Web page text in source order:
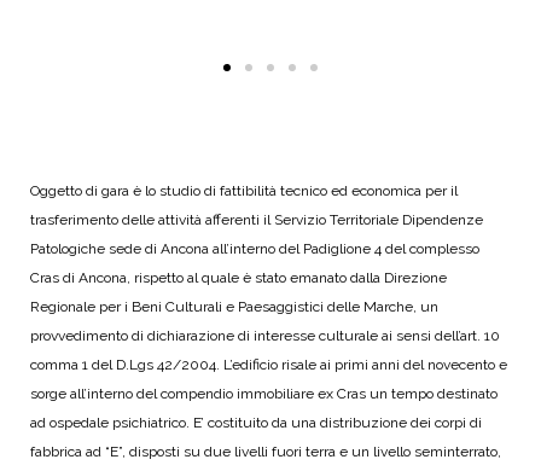
Oggetto di gara è lo studio di fattibilità tecnico ed economica per il
trasferimento delle attività afferenti il Servizio Territoriale Dipendenze
Patologiche sede di Ancona all’interno del Padiglione 4 del complesso
Cras di Ancona, rispetto al quale è stato emanato dalla Direzione
Regionale per i Beni Culturali e Paesaggistici delle Marche, un
provvedimento di dichiarazione di interesse culturale ai sensi dell’art. 10
comma 1 del D.Lgs 42/2004. L’edificio risale ai primi anni del novecento e
sorge all’interno del compendio immobiliare ex Cras un tempo destinato
ad ospedale psichiatrico. E’ costituito da una distribuzione dei corpi di
fabbrica ad “E”, disposti su due livelli fuori terra e un livello seminterrato,